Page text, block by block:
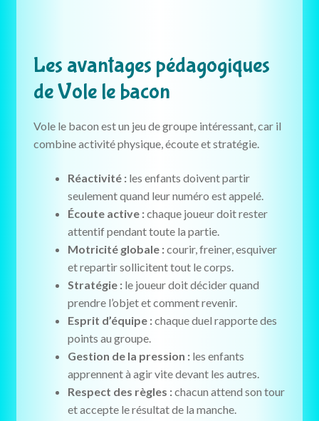
Les avantages pédagogiques
de Vole le bacon
Vole le bacon est un jeu de groupe intéressant, car il
combine activité physique, écoute et stratégie.
Réactivité :les enfants doivent partir
seulement quand leur numéro est appelé.
Écoute active :chaque joueur doit rester
attentif pendant toute la partie.
Motricité globale :courir, freiner, esquiver
et repartir sollicitent tout le corps.
Stratégie :le joueur doit décider quand
prendre l’objet et comment revenir.
Esprit d’équipe :chaque duel rapporte des
points au groupe.
Gestion de la pression :les enfants
apprennent à agir vite devant les autres.
Respect des règles :chacun attend son tour
et accepte le résultat de la manche.